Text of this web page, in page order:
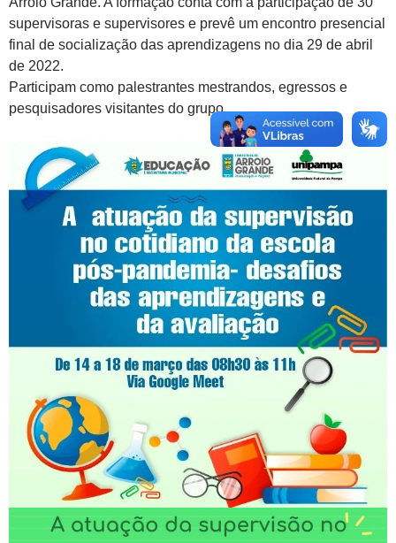
supervisoras e supervisores e prevê um encontro presencial
final de socialização das aprendizagens no dia 29 de abril
de 2022.
Participam como palestrantes mestrandos, egressos e
pesquisadores visitantes do grupo.